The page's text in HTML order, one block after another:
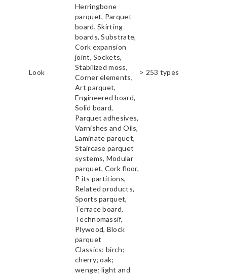
Look
Herringbone
parquet, Parquet
board, Skirting
boards, Substrate,
Cork expansion
joint, Sockets,
Stabilized moss,
Corner elements,
Art parquet,
Engineered board,
Solid board,
Parquet adhesives,
Varnishes and Oils,
Laminate parquet,
Staircase parquet
systems, Modular
parquet, Cork floor,
P its partitions,
Related products,
Sports parquet,
Terrace board,
Technomassif,
Plywood, Block
parquet
> 253 types
Classics: birch;
cherry; oak;
wenge; light and